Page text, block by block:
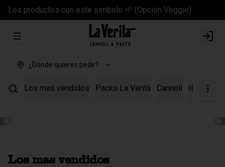
Los productos con este simbolo 🌱 (Opción Veggie)
Abrir menu de navegación Login
¿Dónde quieres pedir?
Los mas vendidos Packs La Verità Cannoli Il Kit
Los mas vendidos